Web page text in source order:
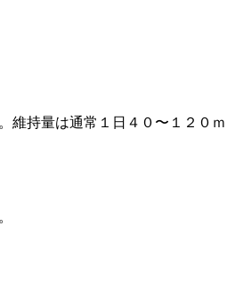
持量は通常１日４０〜１２０